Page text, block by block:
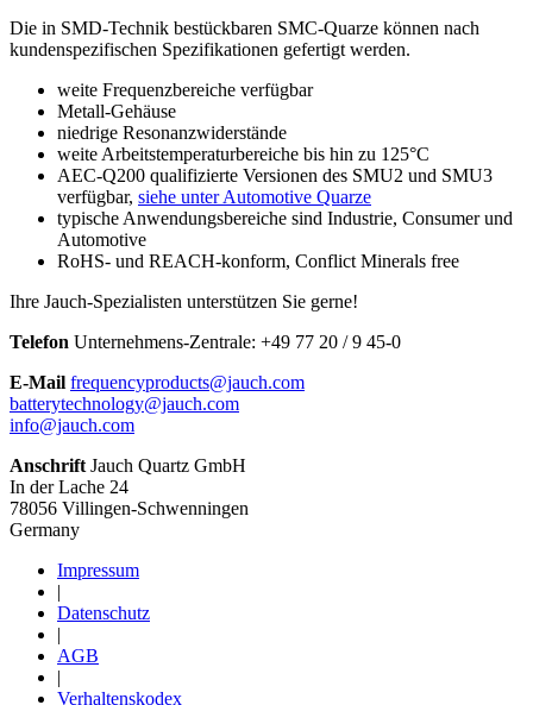
Die in SMD-Technik bestückbaren SMC-Quarze können nach
kundenspezifischen Spezifikationen gefertigt werden.
weite Frequenzbereiche verfügbar
Metall-Gehäuse
niedrige Resonanzwiderstände
weite Arbeitstemperaturbereiche bis hin zu 125°C
AEC-Q200 qualifizierte Versionen des SMU2 und SMU3
verfügbar, siehe unter Automotive Quarze
typische Anwendungsbereiche sind Industrie, Consumer und
Automotive
RoHS- und REACH-konform, Conflict Minerals free
Ihre Jauch-Spezialisten unterstützen Sie gerne!
Telefon Unternehmens-Zentrale: +49 77 20 / 9 45-0
E-Mail frequencyproducts@jauch.com
batterytechnology@jauch.com
info@jauch.com
Anschrift Jauch Quartz GmbH
In der Lache 24
78056 Villingen-Schwenningen
Germany
Impressum
|
Datenschutz
|
AGB
|
Verhaltenskodex